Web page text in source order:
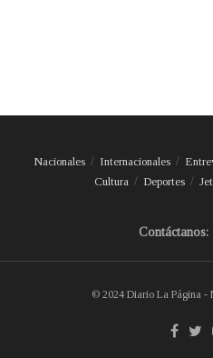
Nacionales Internacionales
Cultura
Deportes
Contáctanos:
© 2024 Diario La Página -